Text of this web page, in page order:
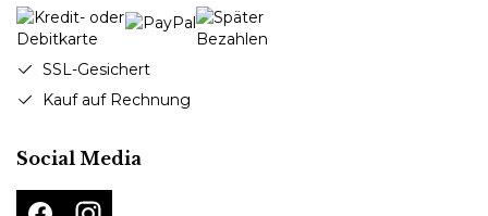
SSL-Gesichert
Kauf auf Rechnung
Social Media